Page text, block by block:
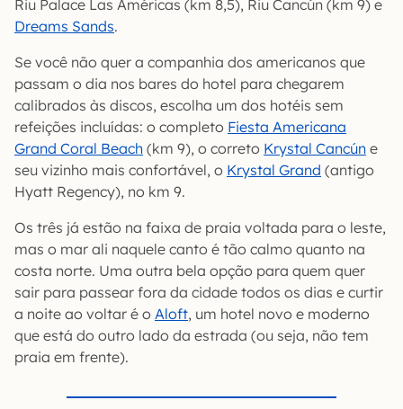
Riu Palace Las Américas (km 8,5), Riu Cancún (km 9) e
Dreams Sands.
Se você não quer a companhia dos americanos que
passam o dia nos bares do hotel para chegarem
calibrados às discos, escolha um dos hotéis sem
refeições incluídas: o completo Fiesta Americana
Grand Coral Beach (km 9), o correto Krystal Cancún e
seu vizinho mais confortável, o Krystal Grand (antigo
Hyatt Regency), no km 9.
Os três já estão na faixa de praia voltada para o leste,
mas o mar ali naquele canto é tão calmo quanto na
costa norte. Uma outra bela opção para quem quer
sair para passear fora da cidade todos os dias e curtir
a noite ao voltar é o Aloft, um hotel novo e moderno
que está do outro lado da estrada (ou seja, não tem
praia em frente).